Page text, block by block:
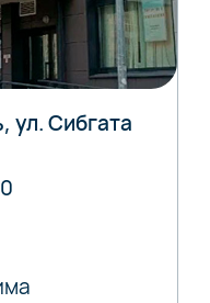
ул. Сибгата